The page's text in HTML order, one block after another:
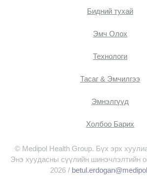
Бидний тухай
Эмч Oлох
Технологи
Тасаг & Эмчилгээ
Эмнэлгүүд
Холбоо Барих
© Medipol Health Group. Бүх эрх
Энэ хуудасны сүүлийн шинэчлэлтийн
2026 /